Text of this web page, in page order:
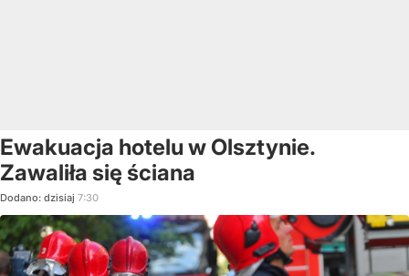
Ewakuacja hotelu w Olsztynie.
Zawaliła się ściana
Dodano: dzisiaj 7:30